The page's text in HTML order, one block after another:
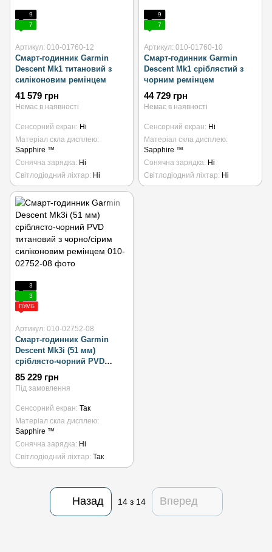
9
7
Артикул: 010-01760-12
Смарт-годинник Garmin
Descent Mk1 титановий з
силіконовим ремінцем
41 579 грн
Немає в наявності
Сенсорний екран
Ні
Матеріал скла дисплею
Sapphire ™
Сонячна зарядка Ні
Світлодіодний ліхтар
Ні
9
7
Артикул: 010-01760-10
Смарт-годинник Garmin
Descent Mk1 сріблястий з
чорним ремінцем
44 729 грн
Немає в наявності
Сенсорний екран
Ні
Матеріал скла дисплею
Sapphire ™
Сонячна зарядка Ні
Світлодіодний ліхтар
Ні
3
3
ПУМБ
Артикул: 010-02752-08
Смарт-годинник Garmin
Descent Mk3i (51 мм)
сріблясто-чорний PVD
титановий з чорно/сірим
силіконовим ремінцем
85 229 грн
Під замовлення
Сенсорний екран Так
Матеріал скла дисплею
Sapphire ™
Сонячна зарядка Ні
Світлодіодний ліхтар Так
Назад 14з 14 Вперед